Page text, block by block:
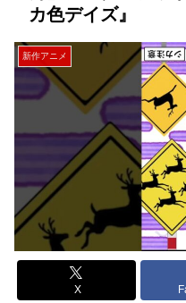
カ色デイズ』
新作アニメ
X